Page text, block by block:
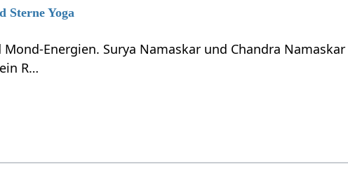
Sterne Yoga
Mond-Energien. Surya Namaskar und Chandra
R…